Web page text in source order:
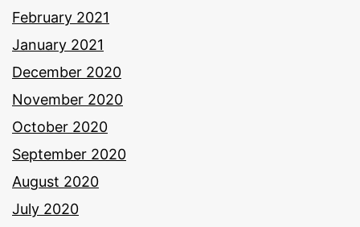
February 2021
January 2021
December 2020
November 2020
October 2020
September 2020
August 2020
July 2020